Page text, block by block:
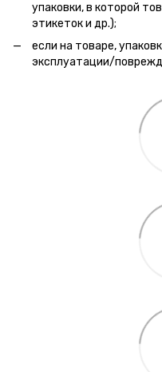
упаковки, в которой
этикеток и др.);
если на товаре,
эксплуатации/